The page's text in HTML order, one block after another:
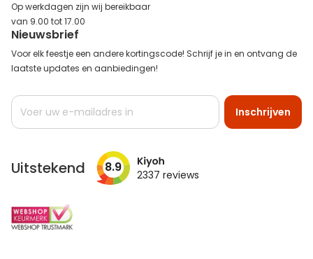
Op werkdagen zijn wij bereikbaar
van 9.00 tot 17.00
Nieuwsbrief
Voor elk feestje een andere kortingscode! Schrijf je in en ontvang de
laatste updates en aanbiedingen!
Abonneer
op
Inschrijven
Uitstekend 8.9 2337 reviews